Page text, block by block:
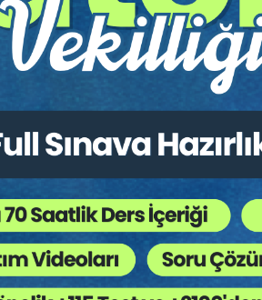
Örnekler
Boşanma Davalarında İstinaf